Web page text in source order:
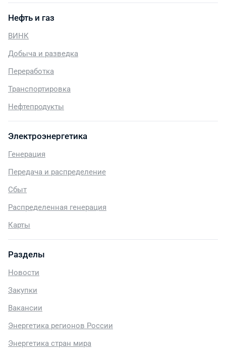
Нефть и газ
ВИНК
Добыча и разведка
Переработка
Транспортировка
Нефтепродукты
Электроэнергетика
Генерация
Передача и распределение
Сбыт
Распределенная генерация
Карты
Разделы
Новости
Закупки
Вакансии
Энергетика регионов России
Энергетика стран мира